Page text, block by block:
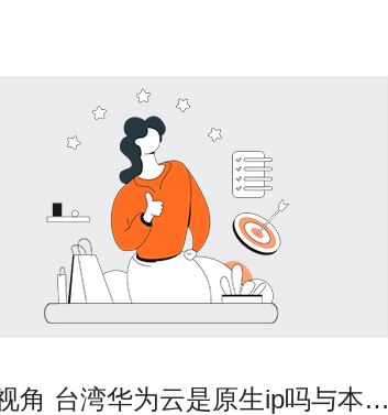
角 台湾华为云是原生ip吗与本地